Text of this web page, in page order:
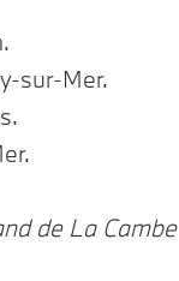
sur-Mer.
de La Cambe